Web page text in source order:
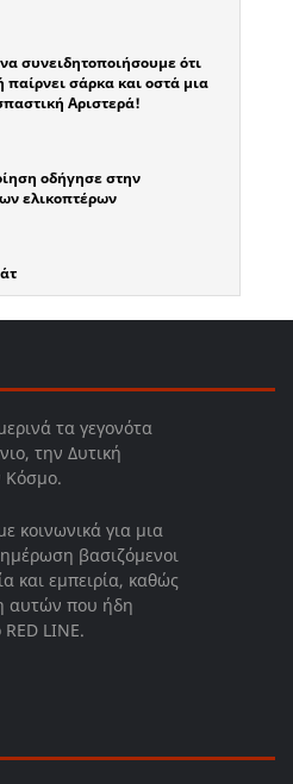
να συνειδητοποιήσουμε ότι
παίρνει σάρκα και οστά μια
Αριστερά!
οδήγησε στην
ελικοπτέρων
τα γεγονότα
την Δυτική
Κόσμο.
κοινωνικά για μια
βασιζόμενοι
και εμπειρία, καθώς
αυτών που ήδη
LINE.